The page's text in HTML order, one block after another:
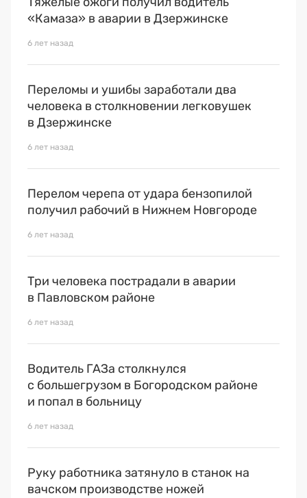
«Камаза» в аварии в Дзержинске
6 лет назад
Переломы и ушибы заработали два
человека в столкновении легковушек
в Дзержинске
6 лет назад
Перелом черепа от удара бензопилой
получил рабочий в Нижнем Новгороде
6 лет назад
Три человека пострадали в аварии
в Павловском районе
6 лет назад
Водитель ГАЗа столкнулся
с большегрузом в Богородском районе
и попал в больницу
6 лет назад
Руку работника затянуло в станок на
вачском производстве ножей